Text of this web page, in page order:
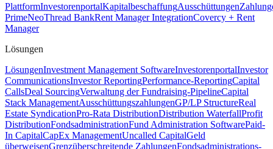
PlattformInvestorenportalKapitalbeschaffungAusschüttungen
PrimeNeoThread BankRent Manager IntegrationCovercy + Rent
Manager
Lösungen
LösungenInvestment Management SoftwareInvestorenportalInvestor
CommunicationsInvestor ReportingPerformance-ReportingCapital
CallsDeal SourcingVerwaltung der Fundraising-PipelineCapital
Stack ManagementAusschüttungszahlungenGP/LP StructureReal
Estate SyndicationPro-Rata DistributionDistribution WaterfallProfit
DistributionFondsadministrationFund Administration SoftwarePaid-
In CapitalCapEx ManagementUncalled CapitalGeld
überweisenGrenzüberschreitende ZahlungenFondsadministrations-